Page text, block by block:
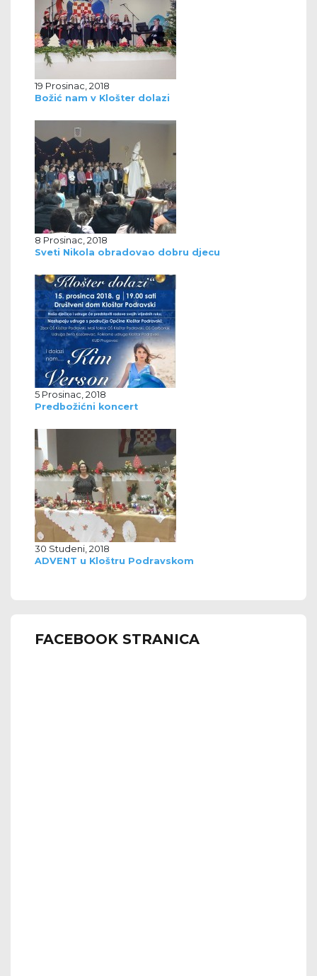
19 Prosinac, 2018
Božić nam v Klošter dolazi
8 Prosinac, 2018
Sveti Nikola obradovao dobru djecu
5 Prosinac, 2018
Predbožićni koncert
30 Studeni, 2018
ADVENT u Kloštru Podravskom
FACEBOOK STRANICA